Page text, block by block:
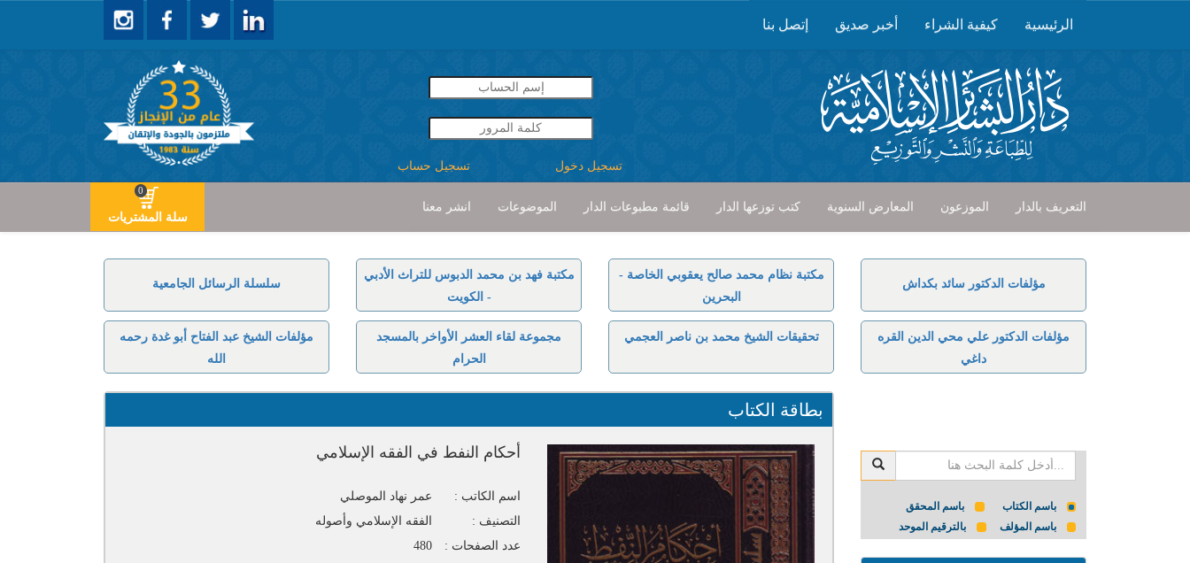
الرئيسية كيفية الشراء أخبر صديق إتصل بنا
تسجيل دخول تسجيل حساب
التعريف بالدار الموزعون المعارض السنوية كتب توزعها الدار قائمة مطبوعات الدار الموضوعات
انشر معنا
سلة المشتريات
0
سلسلة الرسائل الجامعية
مكتبة فهد بن محمد الدبوس للتراث الأدبي
- الكويت
مكتبة نظام محمد صالح يعقوبي الخاصة -
البحرين
مؤلفات الدكتور سائد بكداش
مؤلفات الشيخ عبد الفتاح أبو غدة رحمه
الله
مجموعة لقاء العشر الأواخر بالمسجد
الحرام
تحقيقات الشيخ محمد بن ناصر العجمي
مؤلفات الدكتور علي محي الدين القره
داغي
بطاقة الكتاب
أحكام النفط في الفقه الإسلامي
اسم الكاتب :
عمر نهاد الموصلي
التصنيف :
الفقه الإسلامي وأصوله
عدد الصفحات :
480
باسم الكتاب
باسم المحقق
باسم المؤلف
بالترقيم الموحد